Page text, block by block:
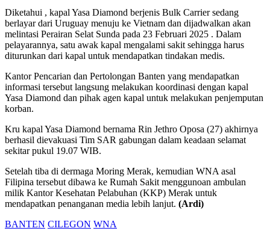
Diketahui , kapal Yasa Diamond berjenis Bulk Carrier sedang
berlayar dari Uruguay menuju ke Vietnam dan dijadwalkan akan
melintasi Perairan Selat Sunda pada 23 Februari 2025 . Dalam
pelayarannya, satu awak kapal mengalami sakit sehingga harus
diturunkan dari kapal untuk mendapatkan tindakan medis.
Kantor Pencarian dan Pertolongan Banten yang mendapatkan
informasi tersebut langsung melakukan koordinasi dengan kapal
Yasa Diamond dan pihak agen kapal untuk melakukan penjemputan
korban.
Kru kapal Yasa Diamond bernama Rin Jethro Oposa (27) akhirnya
berhasil dievakuasi Tim SAR gabungan dalam keadaan selamat
sekitar pukul 19.07 WIB.
Setelah tiba di dermaga Moring Merak, kemudian WNA asal
Filipina tersebut dibawa ke Rumah Sakit menggunoan ambulan
milik Kantor Kesehatan Pelabuhan (KKP) Merak untuk
mendapatkan penanganan media lebih lanjut. (Ardi)
BANTEN CILEGON WNA